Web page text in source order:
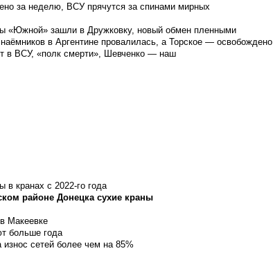
за неделю, ВСУ прячутся за спинами мирных
«Южной» зашли в Дружковку, новый обмен пленными
в Аргентине провалилась, а Торское — освобождено
в ВСУ, «полк смерти», Шевченко — наш
кранах с 2022-го года
районе Донецка сухие краны
Макеевке
больше года
сетей более чем на 85%